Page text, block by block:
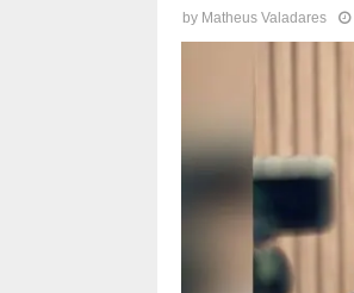
by Matheus Valadares